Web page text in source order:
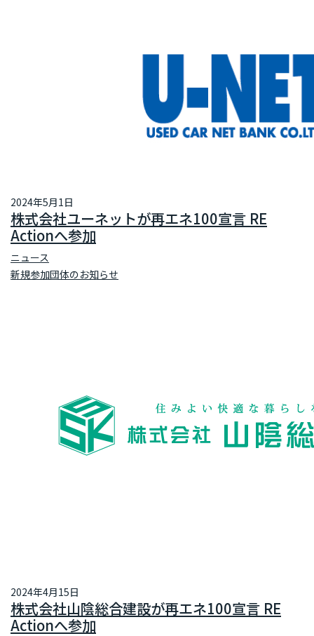
2024年5月1日
株式会社ユーネットが再エネ100宣言 RE
Actionへ参加
ニュース
新規参加団体のお知らせ
2024年4月15日
株式会社山陰総合建設が再エネ100宣言 RE
Actionへ参加